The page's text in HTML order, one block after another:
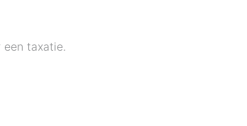
taxatie.